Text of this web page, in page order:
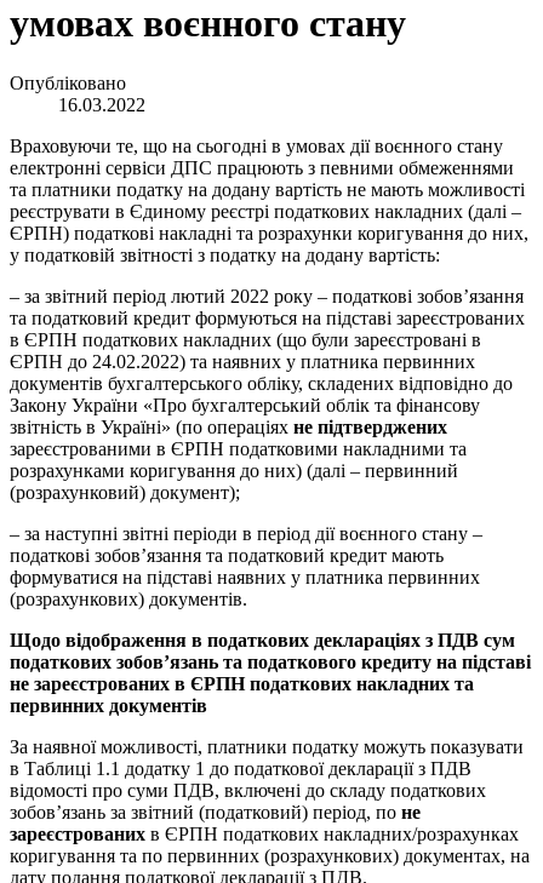
умовах воєнного стану
Опубліковано
16.03.2022
Враховуючи те, що на сьогодні в умовах дії воєнного стану
електронні сервіси ДПС працюють з певними обмеженнями
та платники податку на додану вартість не мають можливості
реєструвати в Єдиному реєстрі податкових накладних (далі –
ЄРПН) податкові накладні та розрахунки коригування до них,
у податковій звітності з податку на додану вартість:
– за звітний період лютий 2022 року – податкові зобов’язання
та податковий кредит формуються на підставі зареєстрованих
в ЄРПН податкових накладних (що були зареєстровані в
ЄРПН до 24.02.2022) та наявних у платника первинних
документів бухгалтерського обліку, складених відповідно до
Закону України «Про бухгалтерський облік та фінансову
звітність в Україні» (по операціях не підтверджених
зареєстрованими в ЄРПН податковими накладними та
розрахунками коригування до них) (далі – первинний
(розрахунковий) документ);
– за наступні звітні періоди в період дії воєнного стану –
податкові зобов’язання та податковий кредит мають
формуватися на підставі наявних у платника первинних
(розрахункових) документів.
Щодо відображення в податкових деклараціях з ПДВ сум
податкових зобов’язань та податкового кредиту на підставі
не зареєстрованих в ЄРПН податкових накладних та
первинних документів
За наявної можливості, платники податку можуть показувати
в Таблиці 1.1 додатку 1 до податкової декларації з ПДВ
відомості про суми ПДВ, включені до складу податкових
зобов’язань за звітний (податковий) період, по не
зареєстрованих в ЄРПН податкових накладних/розрахунках
коригування та по первинних (розрахункових) документах, на
дату подання податкової декларації з ПДВ.